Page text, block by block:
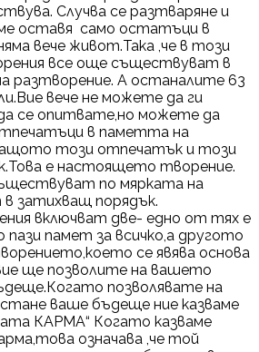
Случва се разтваряне и
оставя само остатъци в
вече живот.Така ,че в този
все още съществуват в
разтворение. А останалите 63
вече не можете да ги
се опитвате,но можете да
в паметта на
този отпечатък и този
е настоящето творение.
по мярката на
затихващ порядък.
включват две- едно от тях е
памет за всичко,а другото
се явява основа
ще позволите на вашето
позволявате на
ваше бъдеще ние казваме
КАРМА“ Когато казваме
означава ,че той